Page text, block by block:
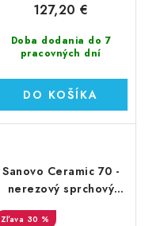
Doba dodania do 7
pracovných dní
127,20 €
DO KOŠÍKA
Sanovo Ceramic 70 -
nerezový sprchový
žľab 70 cm (SAN_70C)
30 %